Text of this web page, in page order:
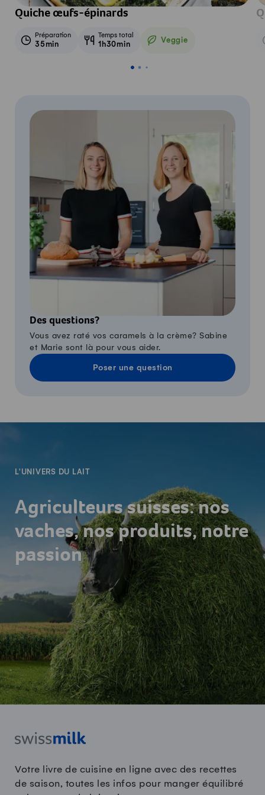
Quiche œufs-épinards
Préparation
35min
Temps total
1h30min Veggie
Veggie
Des questions?
Vous avez raté vos caramels à la crème? Sabine
et Marie sont là pour vous aider.
Poser une question
L'UNIVERS DU LAIT
Agriculteurs suisses: nos
vaches, nos produits, notre
passion
Votre livre de cuisine en ligne avec des recettes
de saison, toutes les infos pour manger équilibré